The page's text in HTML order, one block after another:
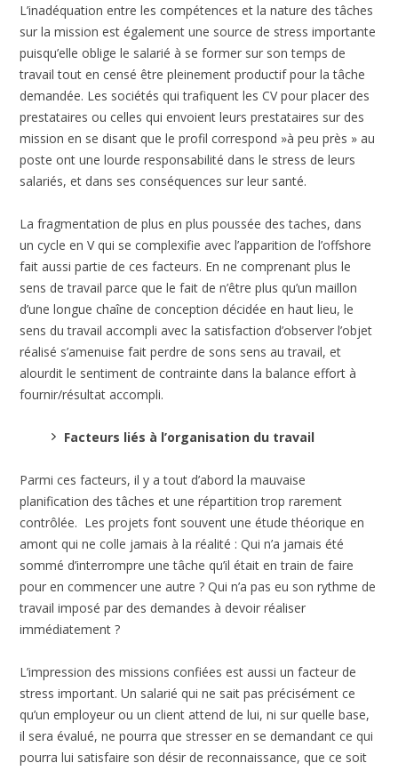
L’inadéquation entre les compétences et la nature des tâches
sur la mission est également une source de stress importante
puisqu’elle oblige le salarié à se former sur son temps de
travail tout en censé être pleinement productif pour la tâche
demandée. Les sociétés qui trafiquent les CV pour placer des
prestataires ou celles qui envoient leurs prestataires sur des
mission en se disant que le profil correspond »à peu près » au
poste ont une lourde responsabilité dans le stress de leurs
salariés, et dans ses conséquences sur leur santé.
La fragmentation de plus en plus poussée des taches, dans
un cycle en V qui se complexifie avec l’apparition de l’offshore
fait aussi partie de ces facteurs. En ne comprenant plus le
sens de travail parce que le fait de n’être plus qu’un maillon
d’une longue chaîne de conception décidée en haut lieu, le
sens du travail accompli avec la satisfaction d’observer l’objet
réalisé s’amenuise fait perdre de sons sens au travail, et
alourdit le sentiment de contrainte dans la balance effort à
fournir/résultat accompli.
Facteurs liés à l’organisation du travail
Parmi ces facteurs, il y a tout d’abord la mauvaise
planification des tâches et une répartition trop rarement
contrôlée. Les projets font souvent une étude théorique en
amont qui ne colle jamais à la réalité : Qui n’a jamais été
sommé d’interrompre une tâche qu’il était en train de faire
pour en commencer une autre ? Qui n’a pas eu son rythme de
travail imposé par des demandes à devoir réaliser
immédiatement ?
L’impression des missions confiées est aussi un facteur de
stress important. Un salarié qui ne sait pas précisément ce
qu’un employeur ou un client attend de lui, ni sur quelle base,
il sera évalué, ne pourra que stresser en se demandant ce qui
pourra lui satisfaire son désir de reconnaissance, que ce soit